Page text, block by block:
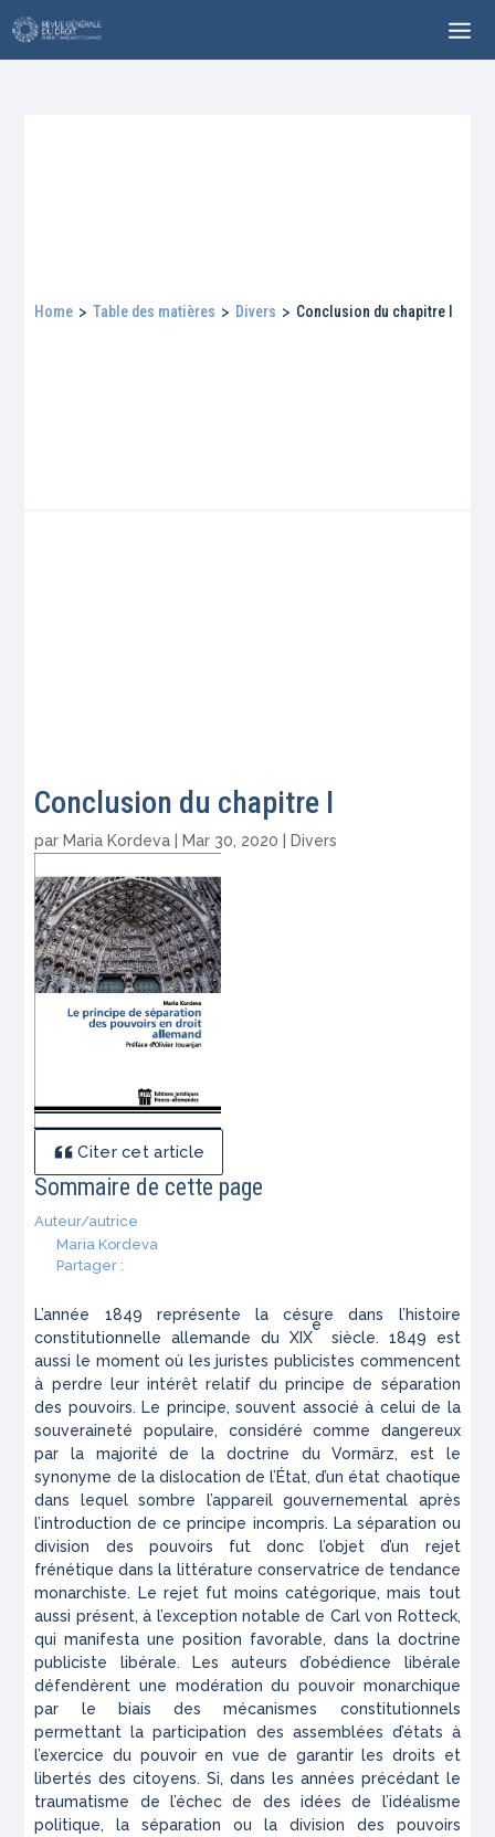
Home > Table des matières > Divers > Conclusion du chapitre I
Conclusion du chapitre I
par Maria Kordeva Mar 30, 2020 Divers
Citer cet article
Sommaire de cette page
Auteur/autrice
Maria Kordeva
Partager :
L’année 1849 représente la césure dans l’histoire
constitutionnelle allemande du XIX
e
siècle. 1849 est
aussi le moment où les juristes publicistes commencent
à perdre leur intérêt relatif du principe de séparation
des pouvoirs. Le principe, souvent associé à celui de la
souveraineté populaire, considéré comme dangereux
par la majorité de la doctrine duVormärz, est le
synonyme de la dislocation de l’État, d’un état chaotique
dans lequel sombre l’appareil gouvernemental après
l’introduction de ce principe incompris. La séparation ou
division des pouvoirs fut donc l’objet d’un rejet
frénétique dans la littérature conservatrice de tendance
monarchiste. Le rejet fut moins catégorique, mais tout
aussi présent, à l’exception notable de Carl von Rotteck,
qui manifesta une position favorable, dans la doctrine
publiciste libérale. Les auteurs d’obédience libérale
défendèrent une modération du pouvoir monarchique
par le biais des mécanismes constitutionnels
permettant la participation des assemblées d’états à
l’exercice du pouvoir en vue de garantir les droits et
libertés des citoyens. Si, dans les années précédant le
traumatisme de l’échec de des idées de l’idéalisme
politique, la séparation ou la division des pouvoirs